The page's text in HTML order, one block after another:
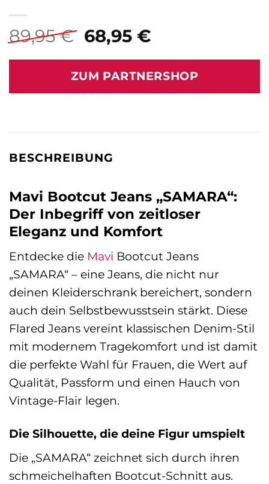
89,95€ Ursprünglicher
Preis
war:
89,95 €
68,95 €Aktueller
ist:
68,95 €.
ZUM PARTNERSHOP
BESCHREIBUNG
Mavi Bootcut Jeans „SAMARA“:
Der Inbegriff von zeitloser
Eleganz und Komfort
Entdecke die Mavi Bootcut Jeans
„SAMARA“ – eine Jeans, die nicht nur
deinen Kleiderschrank bereichert, sondern
auch dein Selbstbewusstsein stärkt. Diese
Flared Jeans vereint klassischen Denim-Stil
mit modernem Tragekomfort und ist damit
die perfekte Wahl für Frauen, die Wert auf
Qualität, Passform und einen Hauch von
Vintage-Flair legen.
Die Silhouette, die deine Figur umspielt
Die „SAMARA“ zeichnet sich durch ihren
schmeichelhaften Bootcut-Schnitt aus.